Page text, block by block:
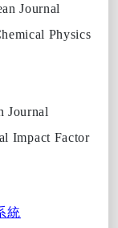
Journal
Physics
Journal
Impact Factor
統